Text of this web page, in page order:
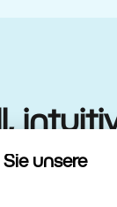
unsere